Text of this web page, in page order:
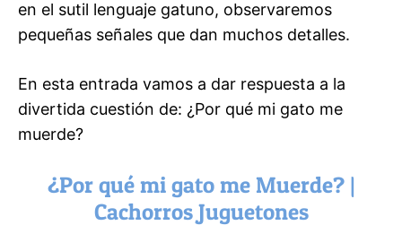
en el sutil lenguaje gatuno, observaremos
pequeñas señales que dan muchos detalles.
En esta entrada vamos a dar respuesta a la
divertida cuestión de: ¿Por qué mi gato me
muerde?
¿Por qué mi gato me Muerde? |
Cachorros Juguetones